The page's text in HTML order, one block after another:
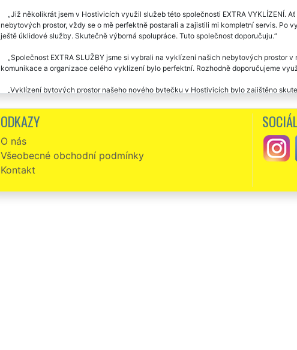
Již několikrát jsem v Hostivicích využil služeb této společnosti EXTRA VYKLÍZENÍ.
nebytových prostor, vždy se o mě perfektně postarali a zajistili mi kompletní servis.
ještě úklidové služby. Skutečně výborná spolupráce. Tuto společnost doporučuju.
Společnost EXTRA SLUŽBY jsme si vybrali na vyklízení našich nebytových prostor
komunikace a organizace celého vyklízení bylo perfektní. Rozhodně doporučujeme
Vyklízení bytových prostor našeho nového bytečku v Hostivicích bylo zajištěno
ODKAZY
O nás
Všeobecné obchodní podmínky
Kontakt